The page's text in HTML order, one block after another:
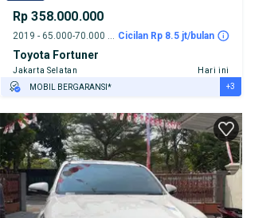
Rp 358.000.000
2019 - 65.000-70.000 km Cicilan Rp 8.5 jt/bulan
Toyota Fortuner
Jakarta Selatan
Hari ini
MOBIL BERGARANSI*
TEST DRIVE DARI RUMAH
GRATIS BIAYA JASA PERAWATAN*
+3